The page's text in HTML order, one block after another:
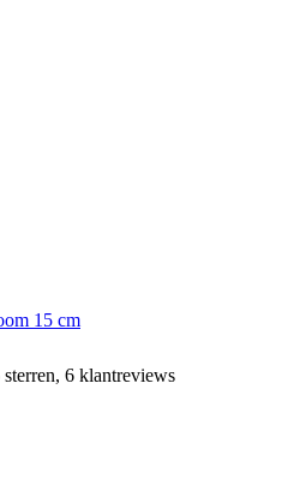
15 cm
6 klantreviews